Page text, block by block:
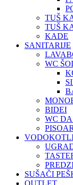
TUŠ
TUŠ
KADE
SANITARIJE
WC
BIDEI
WC
SUŠAČI
OUTLET